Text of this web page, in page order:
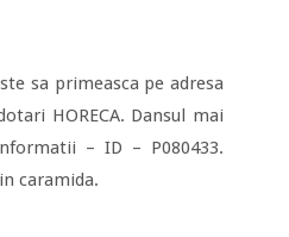
sa primeasca pe adresa
HORECA. Dansul mai
– ID – P080433.
caramida.